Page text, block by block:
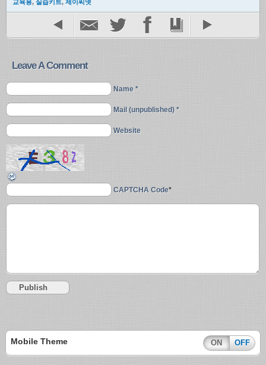
교육용, 실습키트, 제이씨넷
Leave A Comment
Name *
Mail (unpublished) *
Website
CAPTCHA Code*
Mobile Theme ON OFF